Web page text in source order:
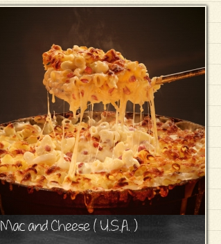
Mac and Cheese ( U.S.A. )